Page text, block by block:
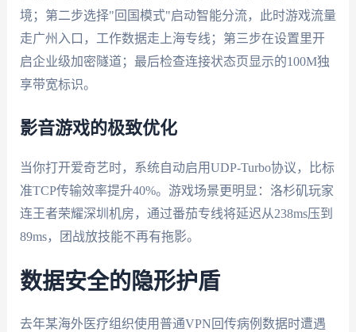
境；第二步选择"回国模式"启动智能分流，此时游戏流量
走广州入口，工作数据走上海专线；第三步在设置里开
启企业级加密隧道；最后检查连接状态页显示的100M独
享带宽标识。
影音游戏的极致优化
当你打开爱奇艺时，系统自动启用UDP-Turbo协议，比标
准TCP传输效率提升40%。游戏场景更明显：洛杉矶玩家
连王者荣耀深圳机房，通过番茄专线将延迟从238ms压到
89ms，团战放技能不再有拖影。
数据安全的隐形护盾
去年某海外医疗组织使用普通VPN回传病例数据时遭遇